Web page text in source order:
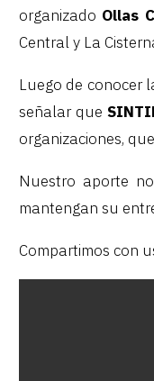
organizado Ollas
Central y La
Luego de conocer
señalar que
organizaciones,
Nuestro aporte
mantengan su
Compartimos con